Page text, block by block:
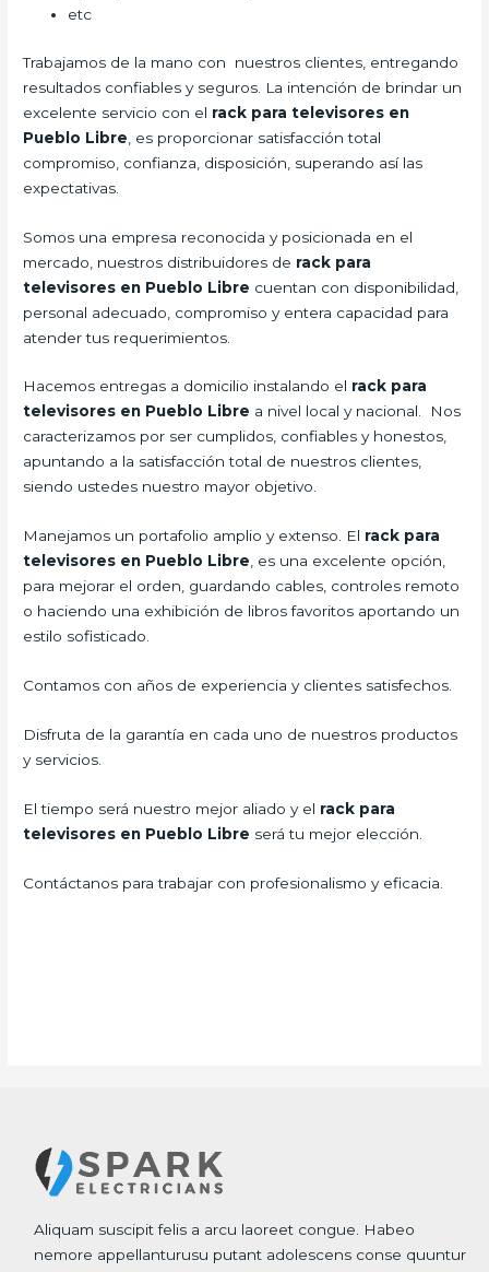
etc
Trabajamos de la mano con nuestros clientes, entregando
resultados confiables y seguros. La intención de brindar un
excelente servicio con el rack para televisores en
Pueblo Libre , es proporcionar satisfacción total
compromiso, confianza, disposición, superando así las
expectativas.
Somos una empresa reconocida y posicionada en el
mercado, nuestros distribuidores de rack para
televisores en Pueblo Libre cuentan con disponibilidad,
personal adecuado, compromiso y entera capacidad para
atender tus requerimientos.
Hacemos entregas a domicilio instalando el rack para
televisores en Pueblo Libre a nivel local y nacional.
Nos
caracterizamos por ser cumplidos, confiables y honestos,
apuntando a la satisfacción total de nuestros clientes,
siendo ustedes nuestro mayor objetivo.
Manejamos un portafolio amplio y extenso. El rack para
televisores en Pueblo Libre, es una excelente opción,
para mejorar el orden, guardando cables, controles remoto
o haciendo una exhibición de libros favoritos aportando un
estilo sofisticado.
Contamos con años de experiencia y clientes satisfechos.
Disfruta de la garantía en cada uno de nuestros productos
y servicios.
El tiempo será nuestro mejor aliado y el rack para
televisores en Pueblo Libre será tu mejor elección.
Contáctanos para trabajar con profesionalismo y eficacia.
Aliquam suscipit felis a arcu laoreet congue. Habeo
nemore appellanturusu putant adolescens conse quuntur